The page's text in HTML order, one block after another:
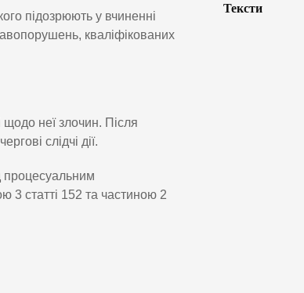
підозрюють у вчиненні
кваліфікованих
щодо неї злочин. Після
слідчі дії.
процесуальним
3 статті 152 та частиною 2
Тексти